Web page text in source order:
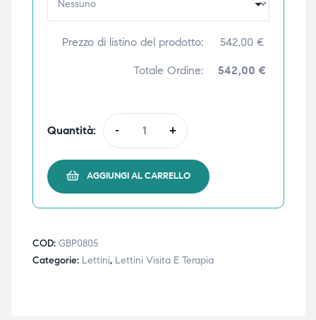
Prezzo di listino del prodotto: 542,00 €
Totale Ordine: 542,00 €
Quantità: - +
AGGIUNGI AL CARRELLO
COD: GBP0805
Categorie: Lettini, Lettini Visita E Terapia